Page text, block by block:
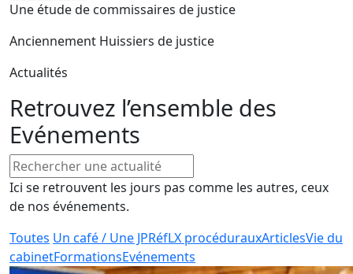
Une étude de commissaires de justice
Anciennement Huissiers de justice
Actualités
Retrouvez l’ensemble des
Evénements
Ici se retrouvent les jours pas comme les autres, ceux
de nos événements.
Toutes Un café / Une JPRéfLX procédurauxArticlesVie du
cabinetFormationsEvénements